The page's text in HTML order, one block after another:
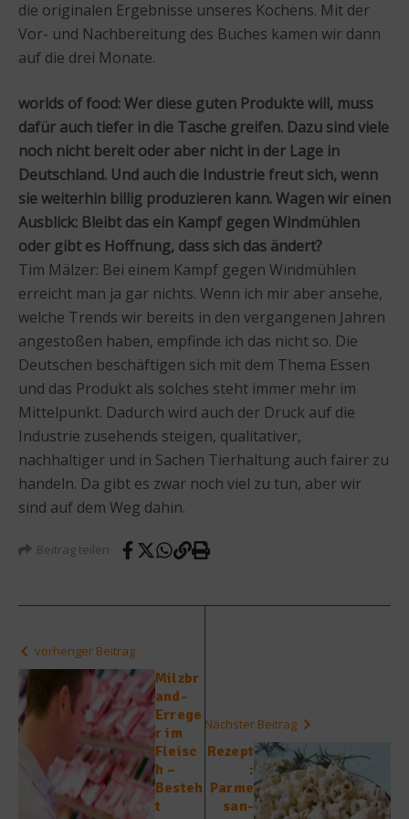
die originalen Ergebnisse unseres Kochens. Mit der
Vor- und Nachbereitung des Buches kamen wir dann
auf die drei Monate.
worlds of food: Wer diese guten Produkte will, muss
dafür auch tiefer in die Tasche greifen. Dazu sind viele
noch nicht bereit oder aber nicht in der Lage in
Deutschland. Und auch die Industrie freut sich, wenn
sie weiterhin billig produzieren kann. Wagen wir einen
Ausblick: Bleibt das ein Kampf gegen Windmühlen
oder gibt es Hoffnung, dass sich das ändert?
Tim Mälzer: Bei einem Kampf gegen Windmühlen
erreicht man ja gar nichts. Wenn ich mir aber ansehe,
welche Trends wir bereits in den vergangenen Jahren
angestoßen haben, empfinde ich das nicht so. Die
Deutschen beschäftigen sich mit dem Thema Essen
und das Produkt als solches steht immer mehr im
Mittelpunkt. Dadurch wird auch der Druck auf die
Industrie zusehends steigen, qualitativer,
nachhaltiger und in Sachen Tierhaltung auch fairer zu
handeln. Da gibt es zwar noch viel zu tun, aber wir
sind auf dem Weg dahin.
Beitrag teilen
vorheriger Beitrag
Milzbr
and-
Errege
r im
Fleisc
h –
Besteh
t
Nächster Beitrag
Rezept
:
Parme
san-